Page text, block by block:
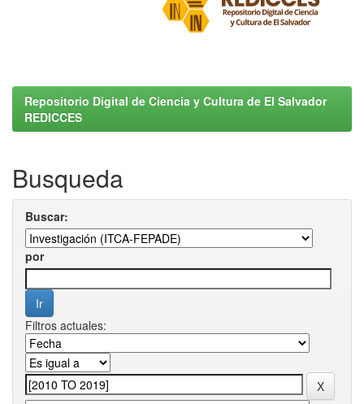
Repositorio Digital de Ciencia y Cultura de El Salvador
REDICCES
Busqueda
Buscar:
por
Filtros actuales: